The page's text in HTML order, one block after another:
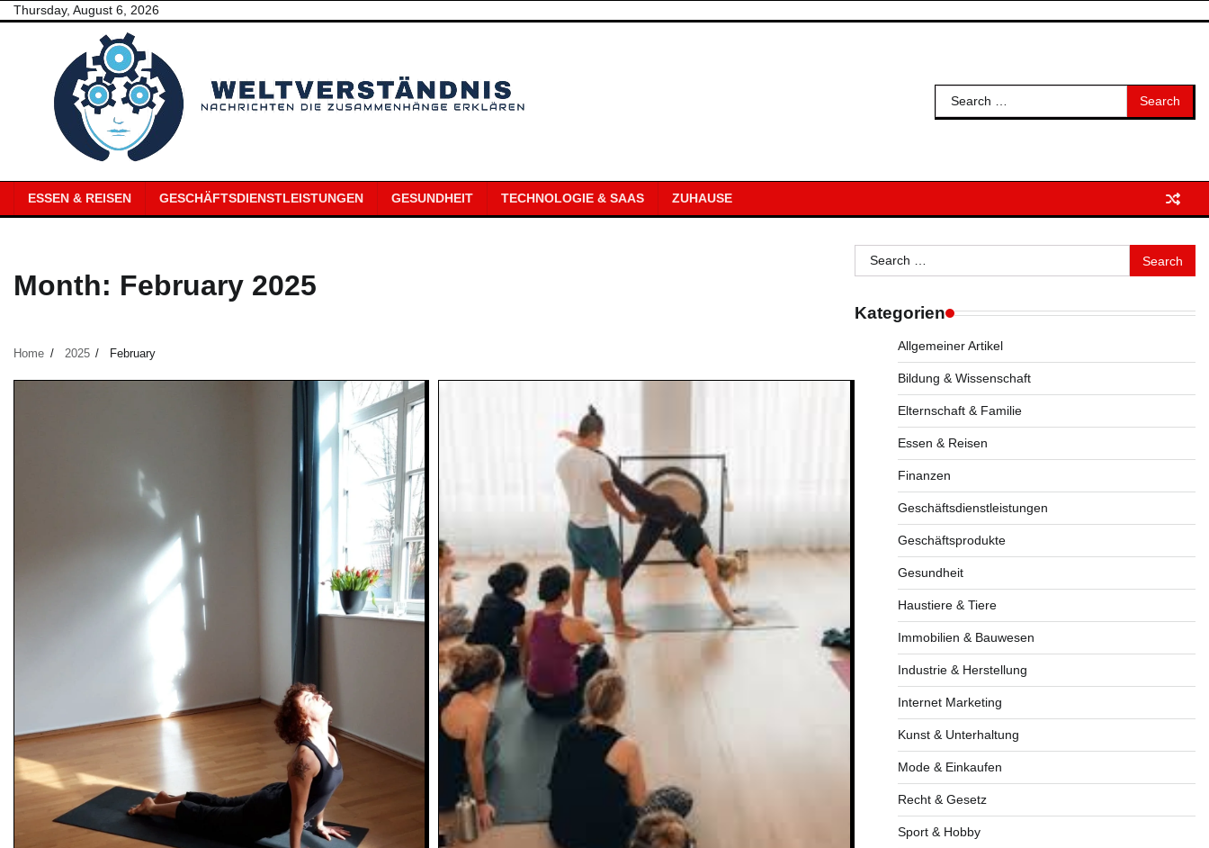
SkipThursday, August 6, 2026
Search
for:
ESSEN & REISEN GESCHÄFTSDIENSTLEISTUNGEN GESUNDHEIT TECHNOLOGIE & SAAS ZUHAUSE
Month: February 2025
Home 2025 February
Search
for:
Kategorien
Allgemeiner Artikel
Bildung & Wissenschaft
Elternschaft & Familie
Essen & Reisen
Finanzen
Geschäftsdienstleistungen
Geschäftsprodukte
Gesundheit
Haustiere & Tiere
Immobilien & Bauwesen
Industrie & Herstellung
Internet Marketing
Kunst & Unterhaltung
Mode & Einkaufen
Recht & Gesetz
Sport & Hobby